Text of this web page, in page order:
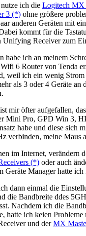
ich die Logitech
3 (*) ohne größere
anderen Geräten mit
kommt für die
Receiver zum
habe ich an meinem
6 Router von Tenda
weil ich ein wenig
als 3 oder 4 Geräte an
mir öfter aufgefallen,
Mini Pro, GPD Win 3,
habe und diese sich
verbinden, meine Maus
im Internet, verändern
(*) oder auch
Manager hatte
dann einmal die
die Bandbreite ddes
Nachdem ich die
hatte ich keien Probleme
und derMX